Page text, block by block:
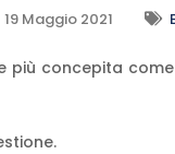
19 Maggio 2021
più concepita